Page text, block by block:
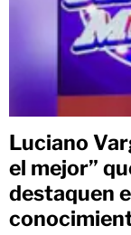
Luciano
el mejor”
destaquen